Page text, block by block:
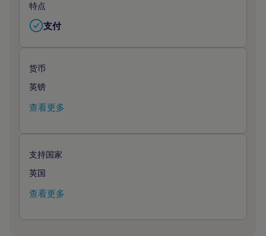
特点
支付
货币
英镑
查看更多
支持国家
英国
查看更多